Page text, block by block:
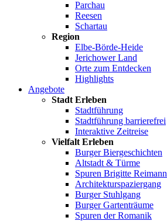
Parchau
Reesen
Schartau
Region
Elbe-Börde-Heide
Jerichower Land
Orte zum Entdecken
Highlights
Angebote
Stadt Erleben
Stadtführung
Stadtführung barrierefrei
Interaktive Zeitreise
Vielfalt Erleben
Burger Biergeschichten
Altstadt & Türme
Spuren Brigitte Reimann
Architekturspaziergang
Burger Stuhlgang
Burger Gartenträume
Spuren der Romanik